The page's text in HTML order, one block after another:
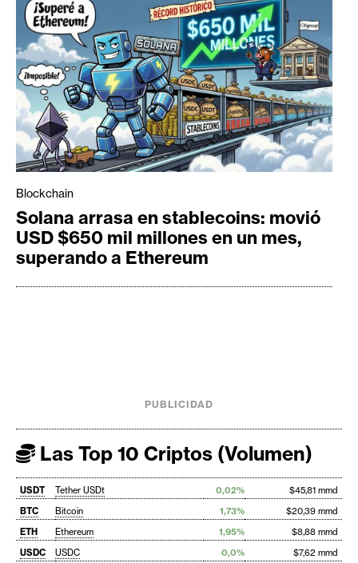
Blockchain
Solana arrasa en stablecoins: movió
USD $650 mil millones en un mes,
superando a Ethereum
PUBLICIDAD
Las Top 10 Criptos (Volumen)
USDT Tether USDt 0,02%
$45,81 mmd
BTC
Bitcoin 1,73%
$20,39 mmd
ETH
Ethereum 1,95%
$8,88 mmd
USDC
USDC 0,0% $7,62 mmd